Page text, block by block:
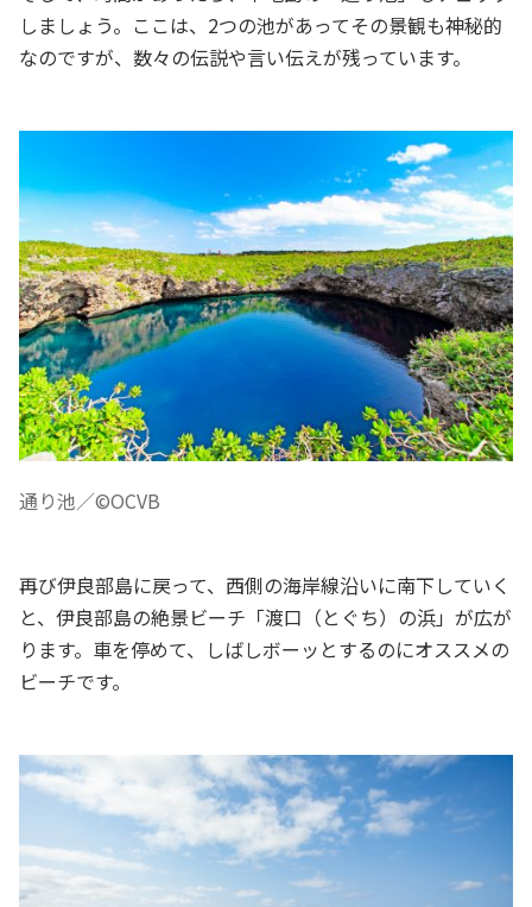
しましょう。ここは、2つの池があってその景観も神秘的
なのですが、数々の伝説や言い伝えが残っています。
通り池／©OCVB
再び伊良部島に戻って、西側の海岸線沿いに南下していく
と、伊良部島の絶景ビーチ「渡口（とぐち）の浜」が広が
ります。車を停めて、しばしボーッとするのにオススメの
ビーチです。